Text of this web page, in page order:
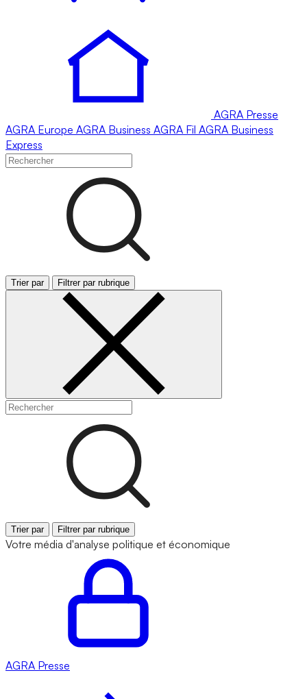
AGRA Presse
AGRA Europe AGRA Business AGRA Fil AGRA Business
Express
Trier par Filtrer par rubrique
Trier par Filtrer par rubrique
Votre média d'analyse politique et économique
AGRA Presse